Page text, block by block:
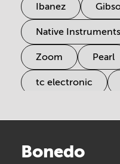
Ibanez
Native Instruments
Zoom Pearl
tc electronic
Arturia
Bonedo